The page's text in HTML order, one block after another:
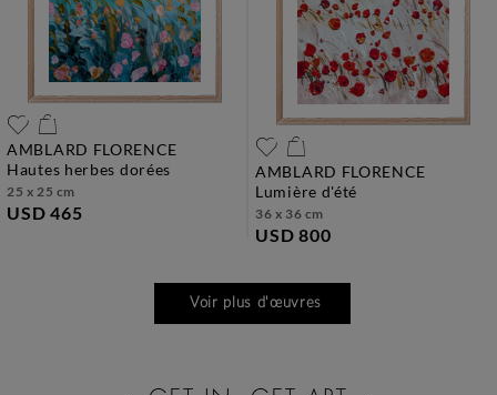
AMBLARD FLORENCE
hautes herbes dorées
25 x 25 cm
USD 465
AMBLARD FLORENCE
lumière d'été
36 x 36 cm
USD 800
Voir plus d'œuvres